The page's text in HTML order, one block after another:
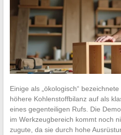
Einige als „ökologisch“
höhere Kohlenstoffbilanz auf als
eines gegenteiligen Rufs. Die
im Werkzeugbereich kommt noch
zugute, da sie durch hohe